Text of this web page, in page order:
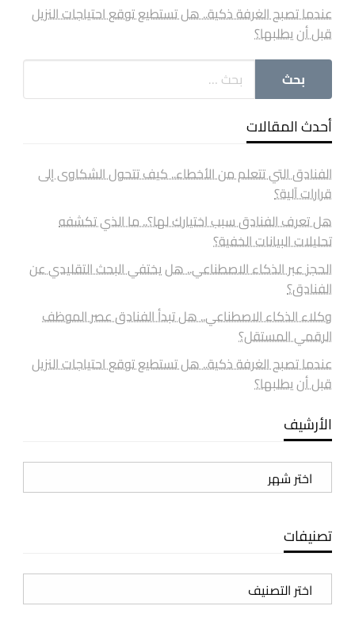
عندما تصبح الغرفة ذكية.. هل تستطيع توقع احتياجات النزيل
قبل أن يطلبها؟
أحدث المقالات
الفنادق التي تتعلم من الأخطاء.. كيف تتحول الشكاوى إلى
قرارات آلية؟
هل تعرف الفنادق سبب اختيارك لها؟.. ما الذي تكشفه
تحليلات البيانات الخفية؟
الحجز عبر الذكاء الاصطناعي.. هل يختفي البحث التقليدي عن
الفنادق؟
وكلاء الذكاء الاصطناعي.. هل تبدأ الفنادق عصر الموظف
الرقمي المستقل؟
عندما تصبح الغرفة ذكية.. هل تستطيع توقع احتياجات النزيل
قبل أن يطلبها؟
الأرشيف
الأرشيف
تصنيفات
تصنيفات